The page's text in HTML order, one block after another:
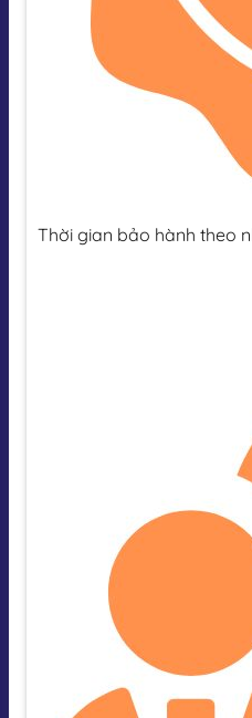
Thời gian bảo hành theo